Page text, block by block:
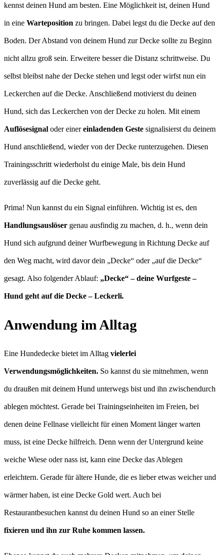
kennst deinen Hund am besten. Eine Möglichkeit ist, deinen Hund
in eine Warteposition zu bringen. Dabei legst du die Decke auf den
Boden. Der Abstand von deinem Hund zur Decke sollte zu Beginn
nicht allzu groß sein. Erweitere besser die Distanz schrittweise. Du
selbst bleibst nahe der Decke stehen und legst oder wirfst nun ein
Leckerchen auf die Decke. Anschließend motivierst du deinen
Hund, sich das Leckerchen von der Decke zu holen. Mit einem
Auflösesignal oder einereinladenden Geste signalisierst du deinem
Hund anschließend, wieder von der Decke runterzugehen. Diesen
Trainingsschritt wiederholst du einige Male, bis dein Hund
zuverlässig auf die Decke geht.
Prima! Nun kannst du ein Signal einführen. Wichtig ist es, den
Handlungsauslöser genau ausfindig zu machen, d. h., wenn dein
Hund sich aufgrund deiner Wurfbewegung in Richtung Decke auf
den Weg macht, wird davor dein „Decke“ oder „auf die Decke“
gesagt. Also folgender Ablauf: „Decke“ – deine Wurfgeste –
Hund geht auf die Decke – Leckerli.
Anwendung im Alltag
Eine Hundedecke bietet im Alltag vielerlei
Verwendungsmöglichkeiten. So kannst du sie mitnehmen, wenn
du draußen mit deinem Hund unterwegs bist und ihn zwischendurch
ablegen möchtest. Gerade bei Trainingseinheiten im Freien, bei
denen deine Fellnase vielleicht für einen Moment länger warten
muss, ist eine Decke hilfreich. Denn wenn der Untergrund keine
weiche Wiese oder nass ist, kann eine Decke das Ablegen
erleichtern. Gerade für ältere Hunde, die es lieber etwas weicher und
wärmer haben, ist eine Decke Gold wert. Auch bei
Restaurantbesuchen kannst du deinen Hund so an einer Stelle
fixieren und ihn zur Ruhe kommen lassen.